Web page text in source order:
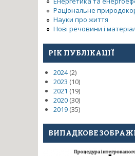
Раціональне
Науки про життя
Нові речовини і
РІК ПУБЛІКАЦІЇ
2024(2)
2023 (10)
2021 (19)
2020 (30)
2019 (35)
ВИПАДКОВЕ